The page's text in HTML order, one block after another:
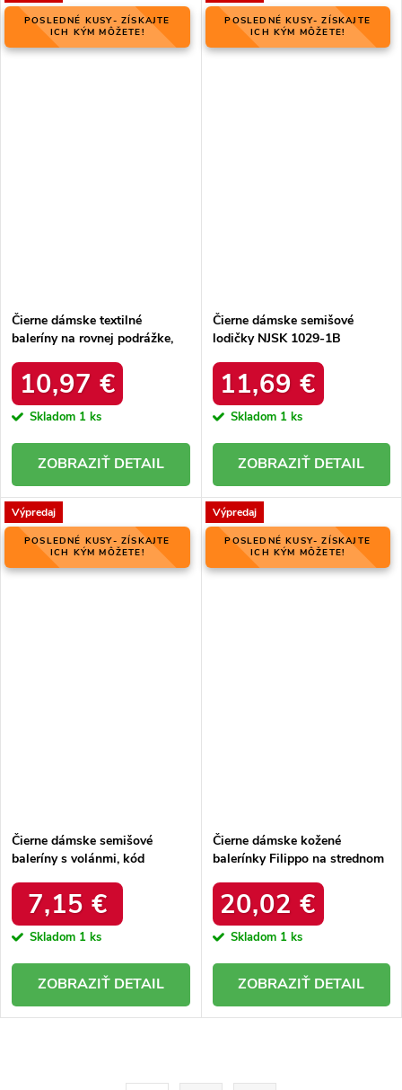
POSLEDNÉ KUSY- ZÍSKAJTE
ICH KÝM MÔŽETE!
Čierne dámske textilné
baleríny na rovnej podrážke,
10,97 €
Skladom 1 ks
DETAIL
POSLEDNÉ KUSY- ZÍSKAJTE
ICH KÝM MÔŽETE!
Čierne dámske semišové
lodičky NJSK 1029-1B
11,69 €
Skladom 1 ks
DETAIL
Výpredaj
POSLEDNÉ KUSY- ZÍSKAJTE
ICH KÝM MÔŽETE!
Čierne dámske semišové
baleríny s volánmi, kód
7,15 €
Skladom 1 ks
DETAIL
Výpredaj
POSLEDNÉ KUSY- ZÍSKAJTE
ICH KÝM MÔŽETE!
Čierne dámske kožené
balerínky Filippo na strednom
DS1394/20B
20,02 €
Skladom 1 ks
DETAIL